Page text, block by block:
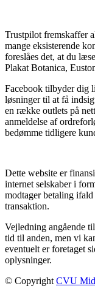
Trustpilot fremskaffer
mange eksisterende
foreslåes det, at du
Plakat Botanica,
Facebook tilbyder dig
løsninger til at få
en række outlets på
anmeldelse af
bedømme tidligere
Dette website er
internet selskaber i
modtager betaling
transaktion.
Vejledning angående
tid til anden, men vi
eventuelt er foretaget
oplysninger.
© Copyright CVU